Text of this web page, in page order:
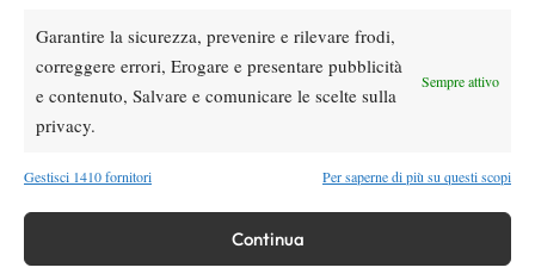
Garantire la sicurezza, prevenire e rilevare frodi,
correggere errori, Erogare e presentare pubblicità
e contenuto, Salvare e comunicare le scelte sulla
privacy.
Sempre attivo
Gestisci 1410 fornitori Per saperne di più su questi scopi
Continua
Francesco Bessire
Lemon Bowl Babolat 2012